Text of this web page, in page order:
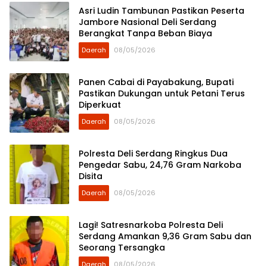
Asri Ludin Tambunan Pastikan Peserta
Jambore Nasional Deli Serdang
Berangkat Tanpa Beban Biaya
Daerah 08/05/2026
Panen Cabai di Payabakung, Bupati
Pastikan Dukungan untuk Petani Terus
Diperkuat
Daerah 08/05/2026
Polresta Deli Serdang Ringkus Dua
Pengedar Sabu, 24,76 Gram Narkoba
Disita
Daerah 08/05/2026
Lagi! Satresnarkoba Polresta Deli
Serdang Amankan 9,36 Gram Sabu dan
Seorang Tersangka
Daerah 08/05/2026